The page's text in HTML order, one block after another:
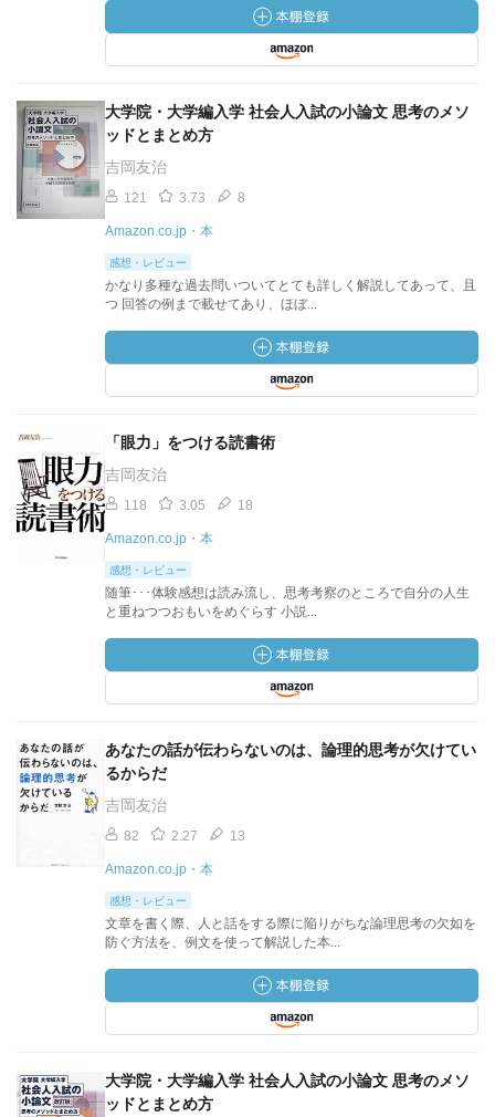
大学院・大学編入学 社会人入試の小論文 思考のメソ
ッドとまとめ方
吉岡友治
121 3.73 8
Amazon.co.jp・本
感想・レビュー
かなり多種な過去問いついてとても詳しく解説してあって、且
つ 回答の例まで載せてあり、ほぼ...
「眼力」をつける読書術
吉岡友治
118 3.05 18
Amazon.co.jp・本
感想・レビュー
随筆･･･体験感想は読み流し、思考考察のところで自分の人生
と重ねつつおもいをめぐらす 小説...
あなたの話が伝わらないのは、論理的思考が欠けてい
るからだ
吉岡友治
82 2.27 13
Amazon.co.jp・本
感想・レビュー
文章を書く際、人と話をする際に陥りがちな論理思考の欠如を
防ぐ方法を、例文を使って解説した本...
大学院・大学編入学 社会人入試の小論文 思考のメソ
ッドとまとめ方